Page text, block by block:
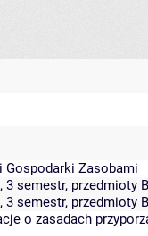
Gospodarki Zasobami
3 semestr, przedmioty
3 semestr, przedmioty
o zasadach